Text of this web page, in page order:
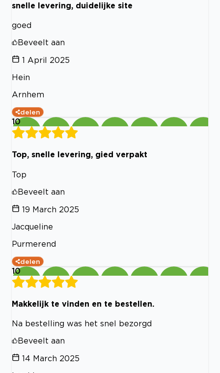
snelle levering, duidelijke site
goed
Beveelt aan
1 April 2025
Hein
Arnhem
delen
10
Top, snelle levering, gied verpakt
Top
Beveelt aan
19 March 2025
Jacqueline
Purmerend
delen
10
Makkelijk te vinden en te bestellen.
Na bestelling was het snel bezorgd
Beveelt aan
14 March 2025